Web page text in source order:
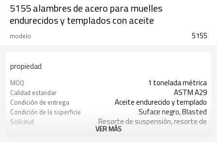
5155 alambres de acero para muelles
endurecidos y templados con aceite
modelo 5155
propiedad
MOQ 1 tonelada métrica
Calidad estandar ASTM A29
Condición de entrega Aceite endurecido y templado
Condición de la superficie Suface negro, Blasted
Solicitud
Resorte de suspensión, resorte de
VER MÁS